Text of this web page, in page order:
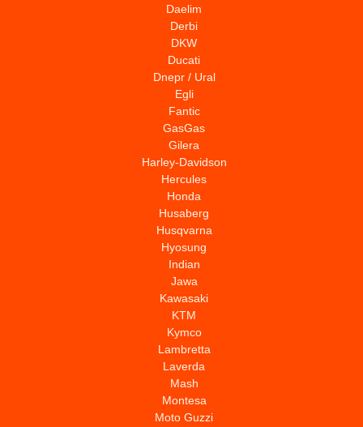
Daelim
Derbi
DKW
Ducati
Dnepr / Ural
Egli
Fantic
GasGas
Gilera
Harley-Davidson
Hercules
Honda
Husaberg
Husqvarna
Hyosung
Indian
Jawa
Kawasaki
KTM
Kymco
Lambretta
Laverda
Mash
Montesa
Moto Guzzi